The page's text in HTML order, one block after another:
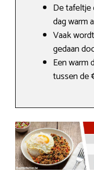
De tafeltje
dag warm
Vaak
gedaan
Een warm
tussen de